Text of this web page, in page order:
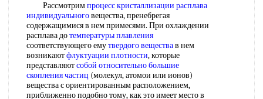
Рассмотримпроцесс кристаллизации расплава
индивидуальноговещества, пренебрегая
содержащимися в нем примесями. При охлаждении
расплава дотемпературы плавления
соответствующего емутвердого веществав нем
возникаютфлуктуации плотности, которые
представляютсобой относительно большие
скопления частиц (молекул, атомои или ионов)
вещества с ориентированным расположением,
приближенно подобно тому, как это имеет место в